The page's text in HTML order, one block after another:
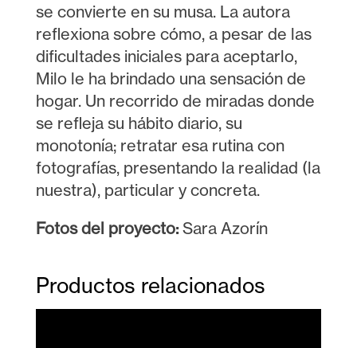
se convierte en su musa. La autora
reflexiona sobre cómo, a pesar de las
dificultades iniciales para aceptarlo,
Milo le ha brindado una sensación de
hogar. Un recorrido de miradas donde
se refleja su hábito diario, su
monotonía; retratar esa rutina con
fotografías, presentando la realidad (la
nuestra), particular y concreta.
Fotos del proyecto:Sara Azorín
Productos relacionados